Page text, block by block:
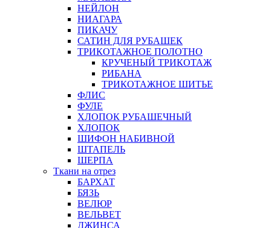
НЕЙЛОН
НИАГАРА
ПИКАЧУ
САТИН ДЛЯ РУБАШЕК
ТРИКОТАЖНОЕ ПОЛОТНО
КРУЧЕНЫЙ ТРИКОТАЖ
РИБАНА
ТРИКОТАЖНОЕ ШИТЬЕ
ФЛИС
ФУЛЕ
ХЛОПОК РУБАШЕЧНЫЙ
ХЛОПОК
ШИФОН НАБИВНОЙ
ШТАПЕЛЬ
ШЕРПА
Ткани на отрез
БАРХАТ
БЯЗЬ
ВЕЛЮР
ВЕЛЬВЕТ
ДЖИНСА